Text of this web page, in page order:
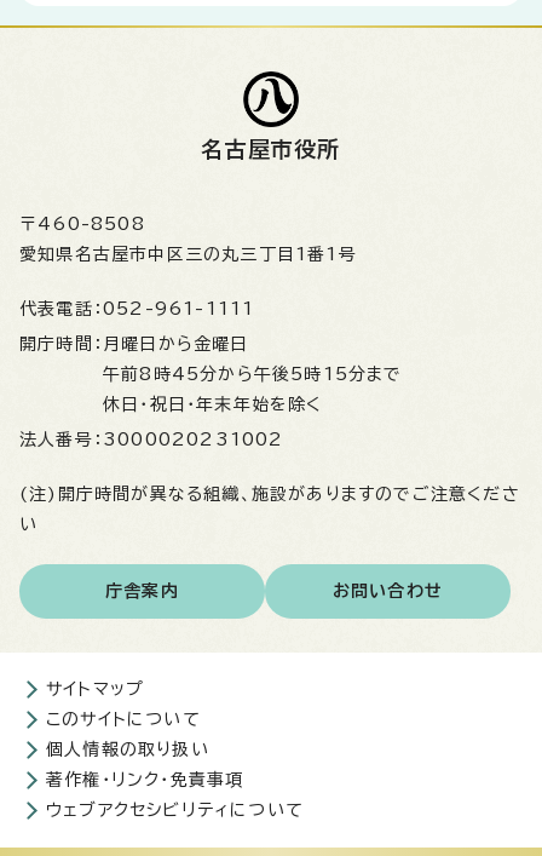
名古屋市役所
〒460-8508
愛知県名古屋市中区三の丸三丁目1番1号
代表電話： 052-961-1111
開庁時間： 月曜日から金曜日
午前8時45分から午後5時15分まで
休日・祝日・年末年始を除く
法人番号： 3000020231002
(注)開庁時間が異なる組織、施設がありますのでご注意くださ
い
庁舎案内 お問い合わせ
サイトマップ
このサイトについて
個人情報の取り扱い
著作権・リンク・免責事項
ウェブアクセシビリティについて